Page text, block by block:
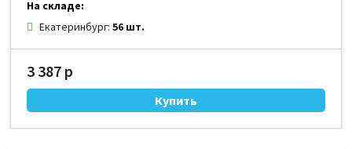
На складе:
Екатеринбург:56 шт.
3 387 р